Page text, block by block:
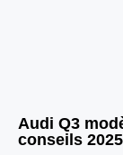
Audi Q3
conseils 2025